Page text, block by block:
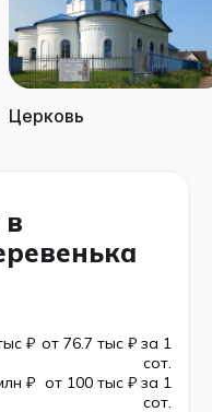
Церковь
₽ от 76.7 тыс ₽ за 1
сот.
₽ от 100 тыс ₽ за 1
сот.